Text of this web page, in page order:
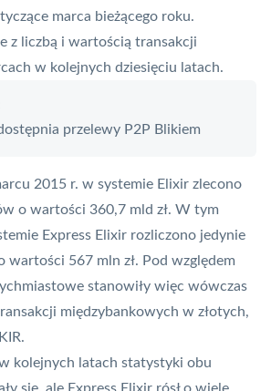
marca bieżącego roku.
z liczbą i wartością transakcji
w kolejnych dziesięciu latach.
przelewy P2P Blikiem
2015 r. w systemie Elixir zlecono
o wartości 360,7 mld zł. W tym
Express Elixir rozliczono jedynie
wartości 567 mln zł. Pod względem
stanowiły więc wówczas
międzybankowych w złotych,
kolejnych latach statystyki obu